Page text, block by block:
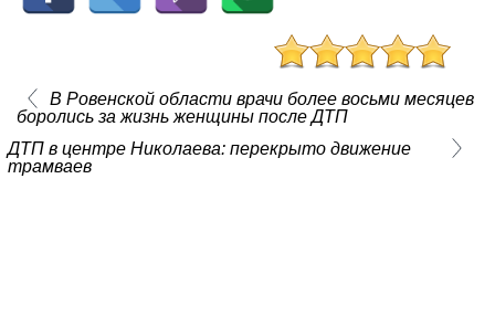
В Ровенской области врачи более восьми месяцев
боролись за жизнь женщины после ДТП
ДТП в центре Николаева: перекрыто движение
трамваев